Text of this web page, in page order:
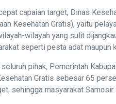
capaian target, Dinas
Kesehatan Gratis), yaitu
wilayah yang sulit
seperti pesta adat maupun
pihak, Pemerintah
Gratis sebesar 65
sehingga masyarakat